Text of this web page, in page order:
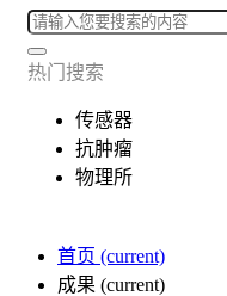
热门搜索
传感器
抗肿瘤
物理所
首页 (current)
成果 (current)